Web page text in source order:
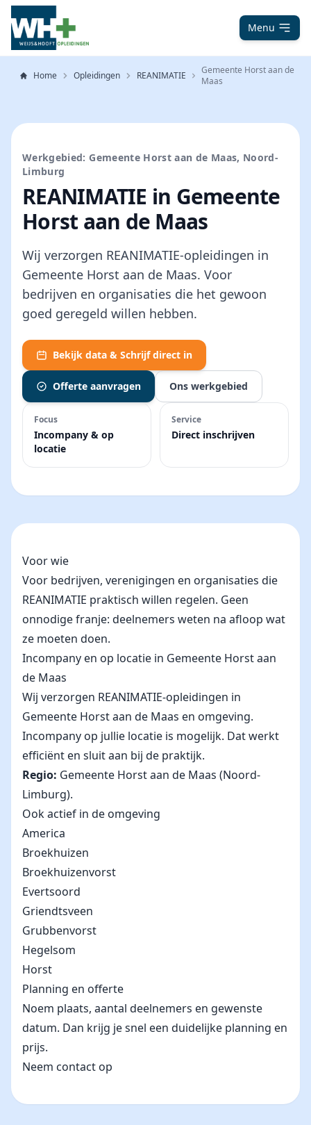
Menu
Home Opleidingen REANIMATIE
Gemeente Horst aan de
Maas
Werkgebied: Gemeente Horst aan de Maas, Noord-
Limburg
REANIMATIE in Gemeente
Horst aan de Maas
Wij verzorgen REANIMATIE-opleidingen in
Gemeente Horst aan de Maas. Voor
bedrijven en organisaties die het gewoon
goed geregeld willen hebben.
Bekijk data & Schrijf direct in
Offerte aanvragen Ons werkgebied
Focus
Incompany & op
locatie
Service
Direct inschrijven
Voor wie
Voor bedrijven, verenigingen en organisaties die
REANIMATIE praktisch willen regelen. Geen
onnodige franje: deelnemers weten na afloop wat
ze moeten doen.
Incompany en op locatie in Gemeente Horst aan
de Maas
Wij verzorgen REANIMATIE-opleidingen in
Gemeente Horst aan de Maas en omgeving.
Incompany op jullie locatie is mogelijk. Dat werkt
efficiënt en sluit aan bij de praktijk.
Regio: Gemeente Horst aan de Maas (Noord-
Limburg).
Ook actief in de omgeving
America
Broekhuizen
Broekhuizenvorst
Evertsoord
Griendtsveen
Grubbenvorst
Hegelsom
Horst
Planning en offerte
Noem plaats, aantal deelnemers en gewenste
datum. Dan krijg je snel een duidelijke planning en
prijs.
Neem contact op